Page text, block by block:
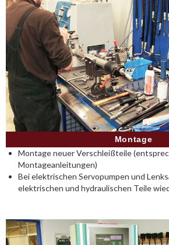
Montage
Montage neuer Verschleißteile
Montageanleitungen)
Bei elektrischen Servopumpen und
elektrischen und hydraulischen Teile